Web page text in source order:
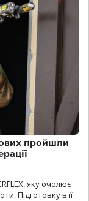
пройшли
яку очолює
Підготовку в її